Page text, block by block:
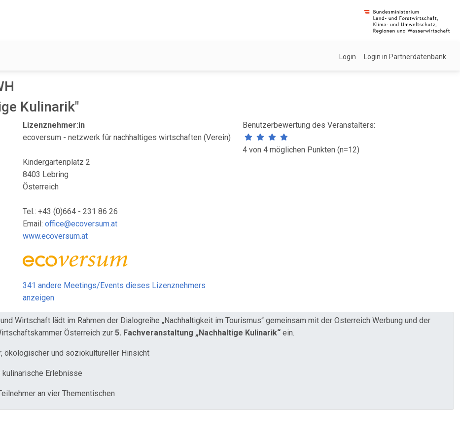
Login Login in Partnerdatenbank
Kulinarik"
Lizenznehmer:in
ecoversum - netzwerk für nachhaltiges wirtschaften (Verein)
Kindergartenplatz 2
8403 Lebring
Österreich
Tel.: +43 (0)664 - 231 86 26
Email:office@ecoversum.at
www.ecoversum.at
341 andere Meetings/Events dieses Lizenznehmers
anzeigen
Benutzerbewertung des Veranstalters:
4 von 4 möglichen Punkten (n=12)
Wirtschaft lädt im Rahmen der Dialogreihe „Nachhaltigkeit im Tourismus“ gemeinsam mit der Österreich Werbung und der
Österreich zur 5. Fachveranstaltung „Nachhaltige Kulinarik“ ein.
ökologischer und soziokultureller Hinsicht
kulinarische Erlebnisse
an vier Thementischen